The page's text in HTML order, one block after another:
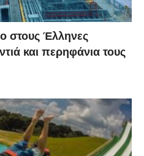
στους Έλληνες
και περηφάνια τους